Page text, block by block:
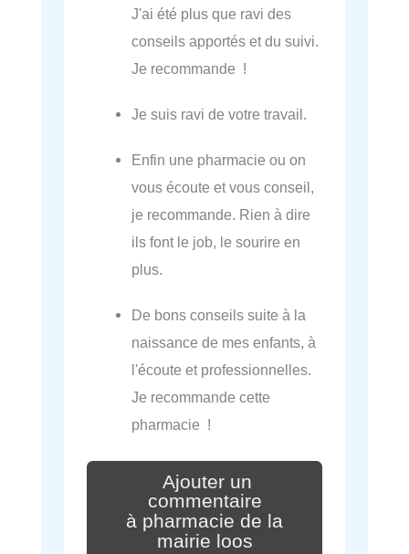
J'ai été plus que ravi des
conseils apportés et du suivi.
Je recommande !
Je suis ravi de votre travail.
Enfin une pharmacie ou on
vous écoute et vous conseil,
je recommande. Rien à dire
ils font le job, le sourire en
plus.
De bons conseils suite à la
naissance de mes enfants, à
l'écoute et professionnelles.
Je recommande cette
pharmacie !
Ajouter un
commentaire
à pharmacie de la
mairie loos